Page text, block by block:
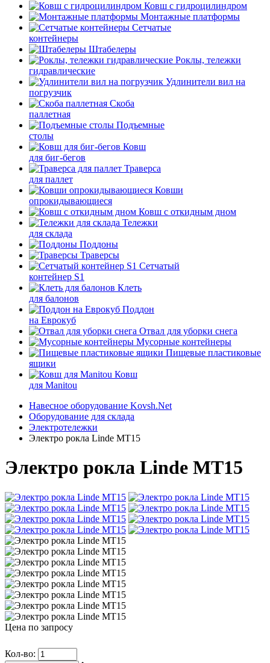
Ковш с гидроцилиндром
Монтажные платформы
Сетчатые
контейнеры
Штабелеры
Роклы, тележки
гидравлические
Удлинители вил на
погрузчик
Скоба
паллетная
Подъемные
столы
Ковш
для биг-бегов
Траверса
для паллет
Ковши
опрокидывающиеся
Ковш с откидным дном
Тележки
для склада
Поддоны
Траверсы
Сетчатый
контейнер S1
Клеть
для балонов
Поддон
на Еврокуб
Отвал для уборки снега
Мусорные контейнеры
Пищевые пластиковые
ящики
Ковш
для Manitou
Навесное оборудование Kovsh.Net
Оборудование для склада
Электротележки
Электро рокла Linde MT15
Электро рокла Linde MT15
Цена по запросу
Кол-во: